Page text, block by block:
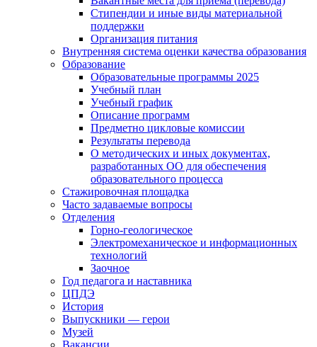
Стипендии и иные виды материальной
поддержки
Организация питания
Внутренняя система оценки качества образования
Образование
Образовательные программы 2025
Учебный план
Учебный график
Описание программ
Предметно цикловые комиссии
Результаты перевода
О методических и иных документах,
разработанных ОО для обеспечения
образовательного процесса
Стажировочная площадка
Часто задаваемые вопросы
Отделения
Горно-геологическое
Электромеханическое и информационных
технологий
Заочное
Год педагога и наставника
ЦПДЭ
История
Выпускники — герои
Музей
Вакансии